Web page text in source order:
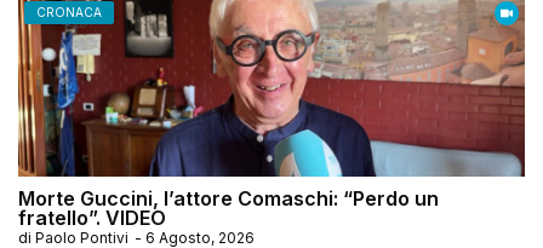
CRONACA
Morte Guccini, l’attore Comaschi: “Perdo un
fratello”. VIDEO
di Paolo Pontivi - 6 Agosto, 2026